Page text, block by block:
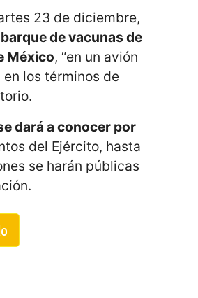
23 de diciembre,
de vacunas de
México, “en un avión
los términos de
dará a conocer por
del Ejército, hasta
se harán públicas